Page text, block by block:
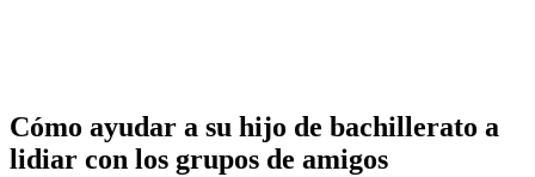
Cómo ayudar a su hijo de bachillerato a
lidiar con los grupos de amigos